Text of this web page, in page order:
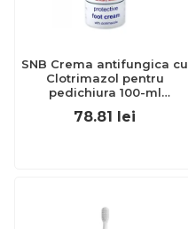
SNB Crema antifungica cu
Clotrimazol pentru
pedichiura 100-ml
78.81 lei